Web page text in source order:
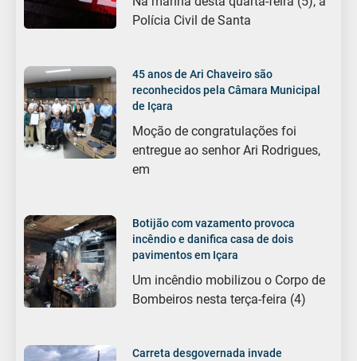
Polícia Civil de Santa
45 anos de Ari Chaveiro são
reconhecidos pela Câmara Municipal
de Içara
Moção de congratulações foi
entregue ao senhor Ari Rodrigues,
em
Botijão com vazamento provoca
incêndio e danifica casa de dois
pavimentos em Içara
Um incêndio mobilizou o Corpo de
Bombeiros nesta terça-feira (4)
Carreta desgovernada invade